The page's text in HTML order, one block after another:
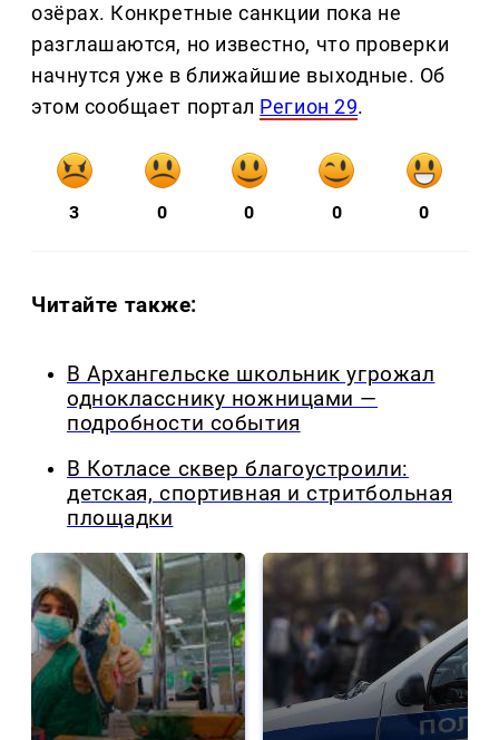
озёрах. Конкретные санкции пока не
разглашаются, но известно, что проверки
начнутся уже в ближайшие выходные. Об
этом сообщает портал Регион 29.
3 0 0 0 0
Читайте также:
В Архангельске школьник угрожал
однокласснику ножницами —
подробности события
В Котласе сквер благоустроили:
детская, спортивная и стритбольная
площадки